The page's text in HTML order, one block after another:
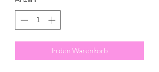
In den Warenkorb